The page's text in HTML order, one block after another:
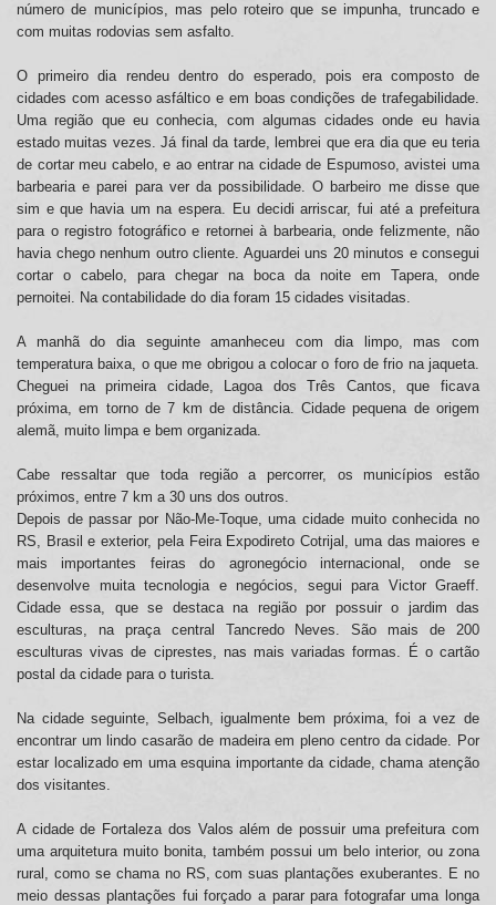
número de municípios, mas pelo roteiro que se impunha, truncado e
com muitas rodovias sem asfalto.
O primeiro dia rendeu dentro do esperado, pois era composto de
cidades com acesso asfáltico e em boas condições de trafegabilidade.
Uma região que eu conhecia, com algumas cidades onde eu havia
estado muitas vezes. Já final da tarde, lembrei que era dia que eu teria
de cortar meu cabelo, e ao entrar na cidade de Espumoso, avistei uma
barbearia e parei para ver da possibilidade. O barbeiro me disse que
sim e que havia um na espera. Eu decidi arriscar, fui até a prefeitura
para o registro fotográfico e retornei à barbearia, onde felizmente, não
havia chego nenhum outro cliente. Aguardei uns 20 minutos e consegui
cortar o cabelo, para chegar na boca da noite em Tapera, onde
pernoitei. Na contabilidade do dia foram 15 cidades visitadas.
A manhã do dia seguinte amanheceu com dia limpo, mas com
temperatura baixa, o que me obrigou a colocar o foro de frio na jaqueta.
Cheguei na primeira cidade, Lagoa dos Três Cantos, que ficava
próxima, em torno de 7 km de distância. Cidade pequena de origem
alemã, muito limpa e bem organizada.
Cabe ressaltar que toda região a percorrer, os municípios estão
próximos, entre 7 km a 30 uns dos outros.
Depois de passar por Não-Me-Toque, uma cidade muito conhecida no
RS, Brasil e exterior, pela Feira Expodireto Cotrijal, uma das maiores e
mais importantes feiras do agronegócio internacional, onde se
desenvolve muita tecnologia e negócios, segui para Victor Graeff.
Cidade essa, que se destaca na região por possuir o jardim das
esculturas, na praça central Tancredo Neves. São mais de 200
esculturas vivas de ciprestes, nas mais variadas formas. É o cartão
postal da cidade para o turista.
Na cidade seguinte, Selbach, igualmente bem próxima, foi a vez de
encontrar um lindo casarão de madeira em pleno centro da cidade. Por
estar localizado em uma esquina importante da cidade, chama atenção
dos visitantes.
A cidade de Fortaleza dos Valos além de possuir uma prefeitura com
uma arquitetura muito bonita, também possui um belo interior, ou zona
rural, como se chama no RS, com suas plantações exuberantes. E no
meio dessas plantações fui forçado a parar para fotografar uma longa